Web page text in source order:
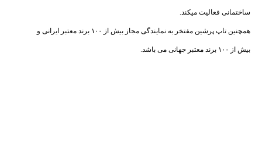
ساختمانی فعالیت میکند.
همچنین تاپ پرشین مفتخر به نمایندگی مجاز بیش از ۱۰۰ برند معتبر ایرانی و
بیش از ۱۰۰ برند معتبر جهانی می باشد.